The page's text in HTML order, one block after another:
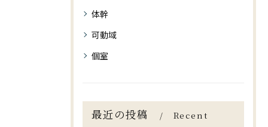
体幹
可動域
個室
最近の投稿
Recent